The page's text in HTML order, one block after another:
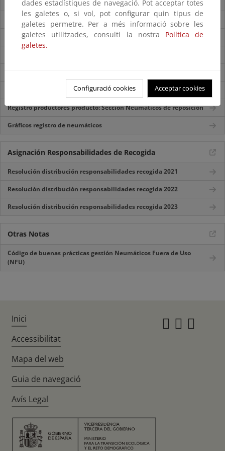
¿Por qué se deben gestionar adecuadamente?
¿Cuál es su ciclo de gestión?
¿Cómo se pueden prevenir?
¿Qué aplicaciones tienen los materiales reciclados?
Registro productores producto: Sección Neumáticos de reposición
Gráficos registro de neumáticos
Asignación Responsabilidades de Recogida
Resolución distribución responsabilidades recogida 2021
Resolución distribución responsabilidades recogida 2022
Resolución distribución responsabilidades recogida 2023
Otras Notas
Código de buenas prácticas gestión Neumáticos Fuera de Uso
(NFU)
dades estadístiques de navegació. Pot acceptar totes
les galetes o, si vol, pot configurar quin tipus de
galetes permetre. Per a més informació sobre les
galetes utilitzades, consulti la nostra Política de
galetes.
Configuració cookies Acceptar cookies
Inici
Accessibilitat
Mapa del web
Guia de navegació
Avís Legal